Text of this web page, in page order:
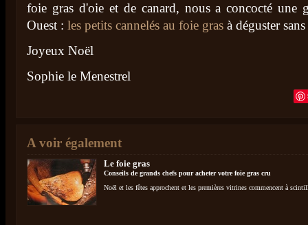
foie gras d'oie et de canard, nous a concocté une
Ouest : les petits cannelés au foie gras à déguster
Joyeux Noël
Sophie le Menestrel
A voir également
Le foie gras
Conseils de grands chefs pour acheter votre foie gras cru
Noël et les fêtes approchent et les premières vitrines commencent à